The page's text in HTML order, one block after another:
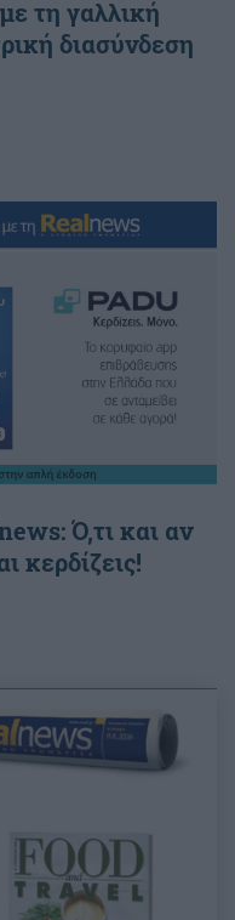
τη γαλλική
διασύνδεση
Ό,τι και αν
κερδίζεις!